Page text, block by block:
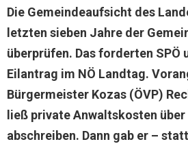
Die Gemeindeaufsicht des
letzten sieben Jahre der
überprüfen. Das forderten SPÖ
Eilantrag im NÖ Landtag.
Bürgermeister Kozas (ÖVP)
ließ private Anwaltskosten
abschreiben. Dann gab er –